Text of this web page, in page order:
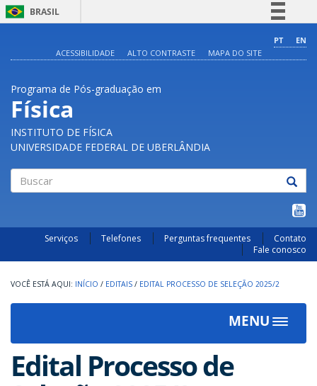
BRASIL
Comunica BR
PT
EN
ACESSIBILIDADE
ALTO CONTRASTE MAPA DO SITE
Programa de Pós-graduação em
Física
INSTITUTO DE FÍSICA
UNIVERSIDADE FEDERAL DE UBERLÂNDIA
Serviços Telefones Perguntas frequentes
Contato
Fale conosco
INÍCIO / EDITAIS / EDITAL PROCESSO DE SELEÇÃO 2025/2
MENU
Toggle
Edital Processo de